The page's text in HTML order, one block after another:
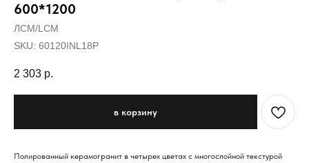
600*1200
ЛСМ/LCM
SKU: 60120INL18P
2 303 р.
в корзину
Полированный керамогранит в четырех цветах с многослойной текстурой